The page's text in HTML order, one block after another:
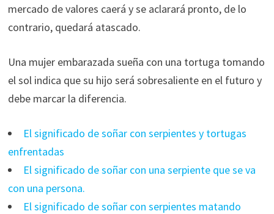
mercado de valores caerá y se aclarará pronto, de lo
contrario, quedará atascado.
Una mujer embarazada sueña con una tortuga tomando
el sol indica que su hijo será sobresaliente en el futuro y
debe marcar la diferencia.
El significado de soñar con serpientes y tortugas
enfrentadas
El significado de soñar con una serpiente que se va
con una persona.
El significado de soñar con serpientes matando